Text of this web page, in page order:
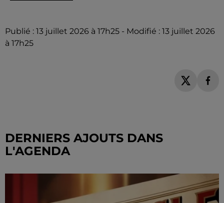
Publié : 13 juillet 2026 à 17h25 - Modifié : 13 juillet 2026
à 17h25
DERNIERS AJOUTS DANS
L'AGENDA